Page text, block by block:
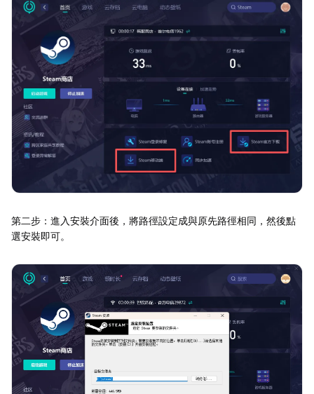
第二步：進入安裝介面後，將路徑設定成與原先路徑相同，然後點
選安裝即可。